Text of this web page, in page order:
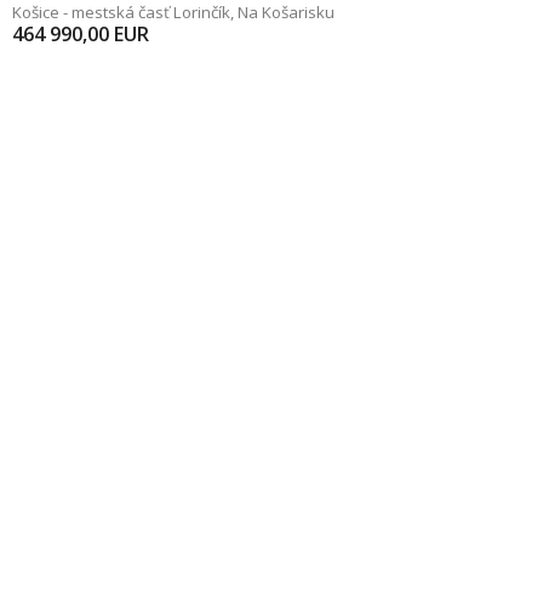
Košice - mestská časť Lorinčík, Na Košarisku
464 990,00 EUR